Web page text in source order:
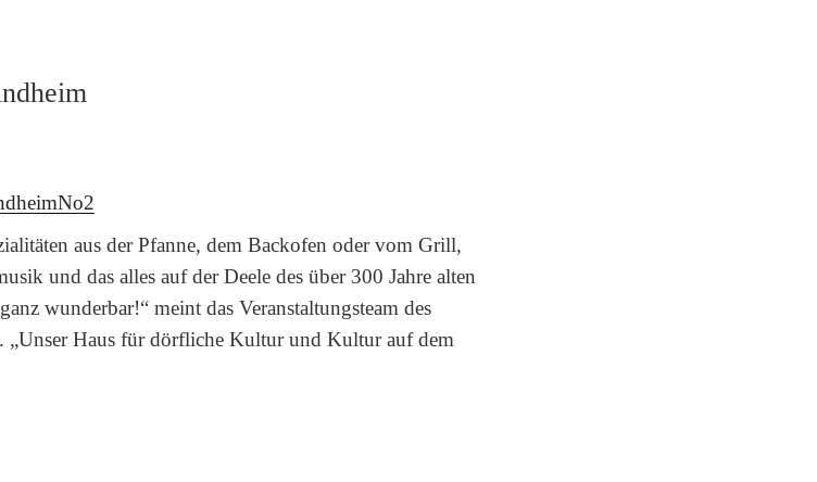
aus der Pfanne, dem Backofen oder vom Grill,
und das alles auf der Deele des über 300 Jahre alten
wunderbar!“ meint das Veranstaltungsteam des
„Unser Haus für dörfliche Kultur und Kultur auf dem